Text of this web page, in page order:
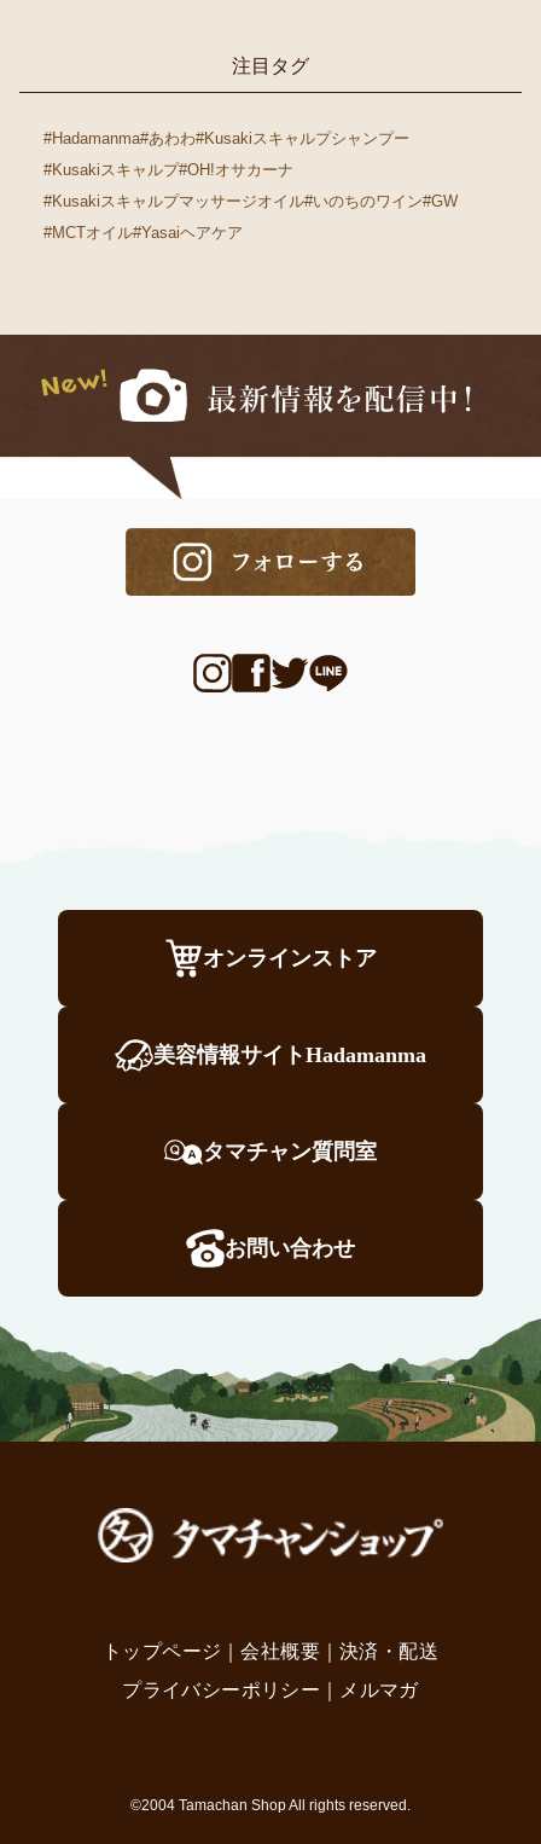
注目タグ
#Hadamanma#あわわ#Kusakiスキャルプシャンプー
#Kusakiスキャルプ#OH!オサカーナ
#Kusakiスキャルプマッサージオイル#いのちのワイン#GW
#MCTオイル#Yasaiヘアケア
オンラインストア
美容情報サイトHadamanma
タマチャン質問室
お問い合わせ
トップページ ｜会社概要
決済・配送
プライバシーポリシー
メルマガ
©2004 Tamachan Shop All rights reserved.